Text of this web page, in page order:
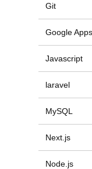
Git
Google
Javascript
laravel
MySQL
Next.js
Node.js